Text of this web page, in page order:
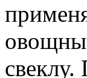
свеклу.